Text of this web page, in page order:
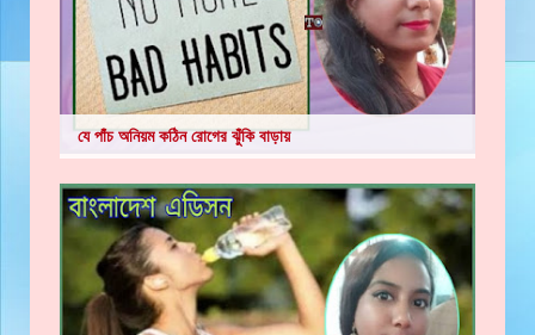
যে পাঁচ অনিয়ম কঠিন রোগের ঝুঁকি বাড়ায়